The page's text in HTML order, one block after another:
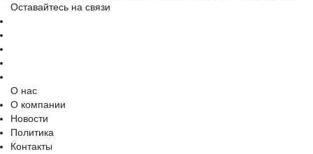
Оставайтесь на связи
О нас
О компании
Новости
Политика
Контакты